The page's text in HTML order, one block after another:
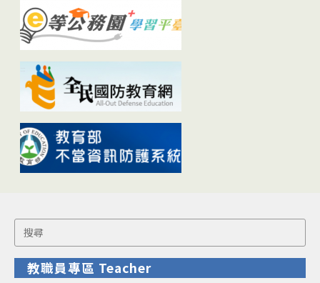
Search
for:
教職員專區 Teacher